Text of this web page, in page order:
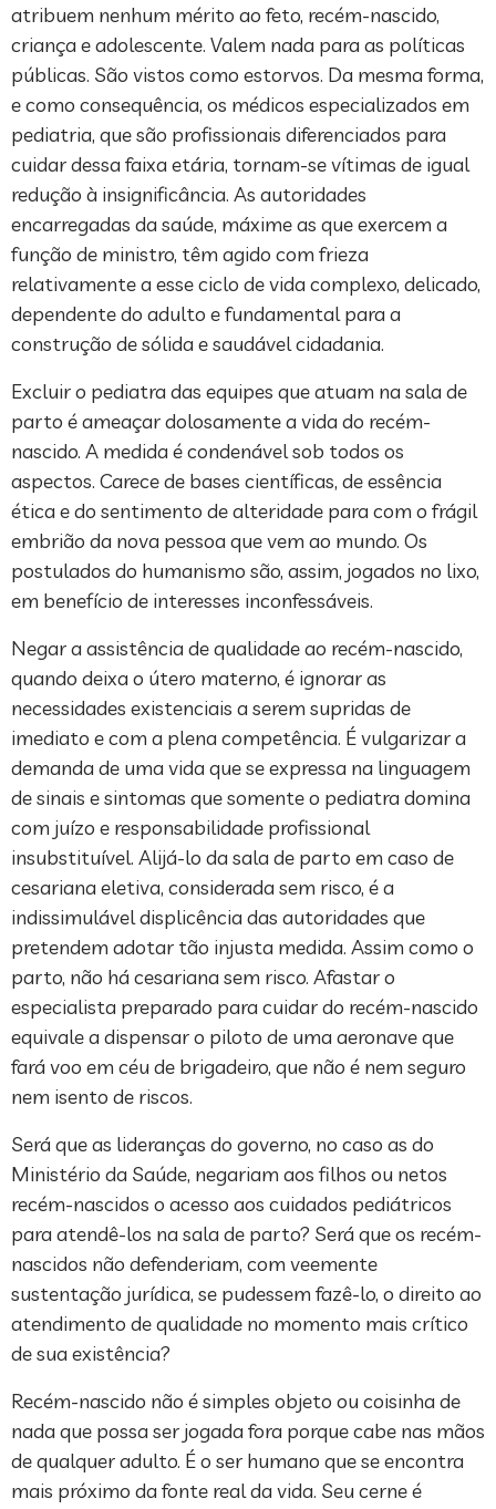
atribuem nenhum mérito ao feto, recém-nascido,
criança e adolescente. Valem nada para as políticas
públicas. São vistos como estorvos. Da mesma forma,
e como consequência, os médicos especializados em
pediatria, que são profissionais diferenciados para
cuidar dessa faixa etária, tornam-se vítimas de igual
redução à insignificância. As autoridades
encarregadas da saúde, máxime as que exercem a
função de ministro, têm agido com frieza
relativamente a esse ciclo de vida complexo, delicado,
dependente do adulto e fundamental para a
construção de sólida e saudável cidadania.
Excluir o pediatra das equipes que atuam na sala de
parto é ameaçar dolosamente a vida do recém-
nascido. A medida é condenável sob todos os
aspectos. Carece de bases científicas, de essência
ética e do sentimento de alteridade para com o frágil
embrião da nova pessoa que vem ao mundo. Os
postulados do humanismo são, assim, jogados no lixo,
em benefício de interesses inconfessáveis.
Negar a assistência de qualidade ao recém-nascido,
quando deixa o útero materno, é ignorar as
necessidades existenciais a serem supridas de
imediato e com a plena competência. É vulgarizar a
demanda de uma vida que se expressa na linguagem
de sinais e sintomas que somente o pediatra domina
com juízo e responsabilidade profissional
insubstituível. Alijá-lo da sala de parto em caso de
cesariana eletiva, considerada sem risco, é a
indissimulável displicência das autoridades que
pretendem adotar tão injusta medida. Assim como o
parto, não há cesariana sem risco. Afastar o
especialista preparado para cuidar do recém-nascido
equivale a dispensar o piloto de uma aeronave que
fará voo em céu de brigadeiro, que não é nem seguro
nem isento de riscos.
Será que as lideranças do governo, no caso as do
Ministério da Saúde, negariam aos filhos ou netos
recém-nascidos o acesso aos cuidados pediátricos
para atendê-los na sala de parto? Será que os recém-
nascidos não defenderiam, com veemente
sustentação jurídica, se pudessem fazê-lo, o direito ao
atendimento de qualidade no momento mais crítico
de sua existência?
Recém-nascido não é simples objeto ou coisinha de
nada que possa ser jogada fora porque cabe nas mãos
de qualquer adulto. É o ser humano que se encontra
mais próximo da fonte real da vida. Seu cerne é